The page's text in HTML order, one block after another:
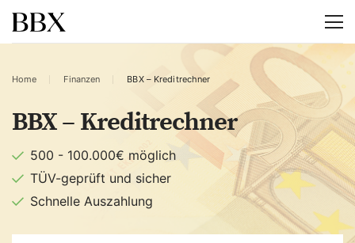
Home Finanzen BBX – Kreditrechner
BBX – Kreditrechner
500 - 100.000€ möglich
TÜV-geprüft und sicher
Schnelle Auszahlung